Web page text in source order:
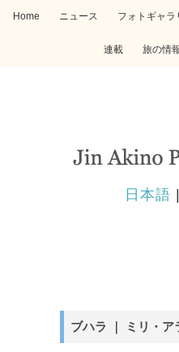
Home ニュース フォトギャラ
連載 旅の情
日本語
ブハラ ｜ ミリ・ア